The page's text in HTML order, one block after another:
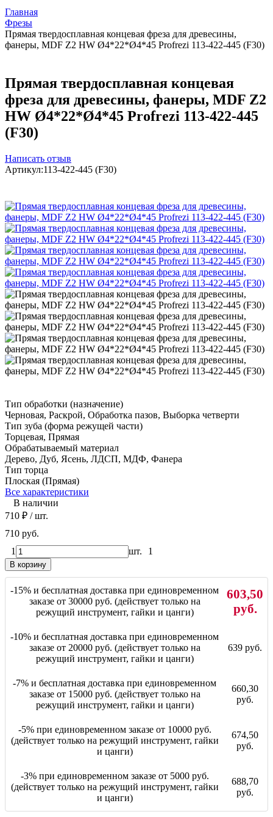
Главная
Фрезы
Прямая твердосплавная концевая фреза для древесины,
фанеры, MDF Z2 HW Ø4*22*Ø4*45 Profrezi 113-422-445 (F30)
Прямая твердосплавная концевая
фреза для древесины, фанеры, MDF Z2
HW Ø4*22*Ø4*45 Profrezi 113-422-445
(F30)
Написать отзыв
Артикул:113-422-445 (F30)
Тип обработки (назначение)
Черновая, Раскрой, Обработка пазов, Выборка четверти
Тип зуба (форма режущей части)
Торцевая, Прямая
Обрабатываемый материал
Дерево, Дуб, Ясень, ЛДСП, МДФ, Фанера
Тип торца
Плоская (Прямая)
Все характеристики
В наличии
710 ₽ / шт.
710 руб.
1
шт. 1
В корзину
-15% и бесплатная доставка при единовременном
заказе от 30000 руб. (действует только на
режущий инструмент, гайки и цанги)
603,50
руб.
-10% и бесплатная доставка при единовременном
заказе от 20000 руб. (действует только на
режущий инструмент, гайки и цанги)
639 руб.
-7% и бесплатная доставка при единовременном
заказе от 15000 руб. (действует только на
режущий инструмент, гайки и цанги)
660,30
руб.
-5% при единовременном заказе от 10000 руб.
(действует только на режущий инструмент, гайки
и цанги)
674,50
руб.
-3% при единовременном заказе от 5000 руб.
(действует только на режущий инструмент, гайки
и цанги)
688,70
руб.